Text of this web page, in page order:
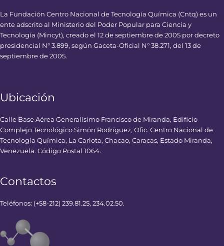
La Fundación Centro Nacional de Tecnología Química (Cntq) es un
ente adscrito al Ministerio del Poder Popular para Ciencia y
Tecnología (Mincyt), creado el 12 de septiembre de 2005 por decreto
presidencial N° 3.899, según Gaceta-Oficial N° 38.271, del 13 de
septiembre de 2005.
Ubicación
Calle Base Aérea Generalísimo Francisco de Miranda, Edificio
Complejo Tecnológico Simón Rodríguez, Ofic. Centro Nacional de
Tecnología Química, La Carlota, Chacao, Caracas, Estado Miranda,
Venezuela. Código Postal 1064.
Contactos
Teléfonos: (+58-212) 239.81.25, 234.02.50.